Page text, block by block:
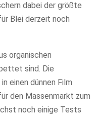
dabei der größte
Blei derzeit noch
organischen
sind. Die
einen dünnen Film
den Massenmarkt zum
noch einige Tests